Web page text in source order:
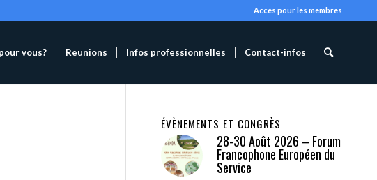
Accès pour les membres
vous? Reunions Infos professionnelles Contact-infos
ÉVÈNEMENTS ET CONGRÈS
28-30 Août 2026 – Forum
Francophone Européen du
Service